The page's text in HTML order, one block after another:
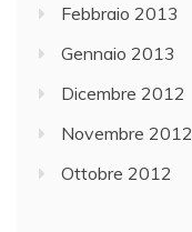
Febbraio 2013
Gennaio 2013
Dicembre 2012
Novembre 2012
Ottobre 2012